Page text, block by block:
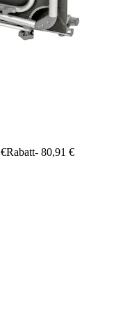
Rabatt- 80,91 €